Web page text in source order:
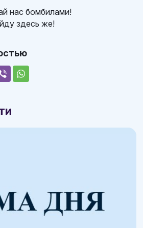
нас бомбилами!
здесь же!